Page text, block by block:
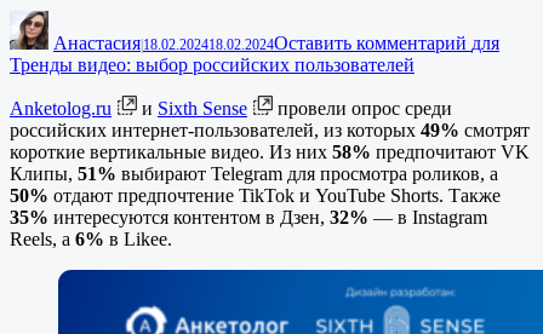
Анастасия 18.02.202418.02.2024Оставить комментарий для
Тренды видео: выбор российских пользователей
Anketolog.ru и Sixth Sense
провели опрос среди
российских интернет-пользователей, из которых 49% смотрят
короткие вертикальные видео. Из них 58% предпочитают VK
Клипы, 51% выбирают Telegram для просмотра роликов, а
50% отдают предпочтение TikTok и YouTube Shorts. Также
35% интересуются контентом в Дзен, 32% — в Instagram
Reels, а 6% в Likee.